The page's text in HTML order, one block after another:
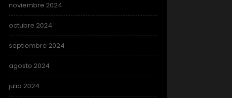
noviembre 2024
octubre 2024
septiembre 2024
agosto 2024
julio 2024